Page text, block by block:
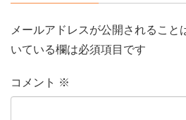
メールアドレスが公開されること
いている欄は必須項目です
コメント ※